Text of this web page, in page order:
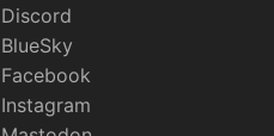
Discord
BlueSky
Facebook
Instagram